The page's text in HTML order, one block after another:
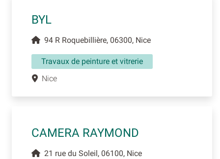
BYL
94 R Roquebillière, 06300, Nice
Travaux de peinture et vitrerie
Nice
CAMERA RAYMOND
21 rue du Soleil, 06100, Nice